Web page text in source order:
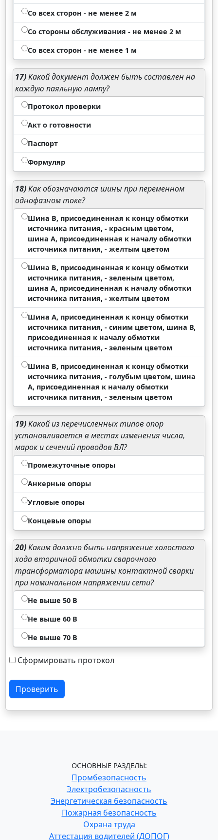
Со всех сторон - не менее 2 м
Со стороны обслуживания - не менее 2 м
Со всех сторон - не менее 1 м
17)Какой документ должен быть составлен на
каждую паяльную лампу?
Протокол проверки
Акт о готовности
Паспорт
Формуляр
18)Как обозначаются шины при переменном
однофазном токе?
Шина B, присоединенная к концу обмотки
источника питания, - красным цветом,
шина A, присоединенная к началу обмотки
источника питания, - желтым цветом
Шина B, присоединенная к концу обмотки
источника питания, - зеленым цветом,
шина A, присоединенная к началу обмотки
источника питания, - желтым цветом
Шина А, присоединенная к концу обмотки
источника питания, - синим цветом, шина В,
присоединенная к началу обмотки
источника питания, - зеленым цветом
Шина B, присоединенная к концу обмотки
источника питания, - голубым цветом, шина
A, присоединенная к началу обмотки
источника питания, - зеленым цветом
19)Какой из перечисленных типов опор
устанавливается в местах изменения числа,
марок и сечений проводов ВЛ?
Промежуточные опоры
Анкерные опоры
Угловые опоры
Концевые опоры
20)Каким должно быть напряжение холостого
хода вторичной обмотки сварочного
трансформатора машины контактной сварки
при номинальном напряжении сети?
Не выше 50 В
Не выше 60 В
Не выше 70 В
Сформировать протокол
Проверить
ОСНОВНЫЕ РАЗДЕЛЫ:
Промбезопасность
Электробезопасность
Энергетическая безопасность
Пожарная безопасность
Охрана труда
Аттестация водителей (ДОПОГ)